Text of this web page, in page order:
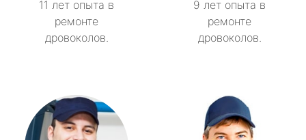
11 лет опыта в
ремонте
дровоколов.
9 лет опыта в
ремонте
дровоколов.